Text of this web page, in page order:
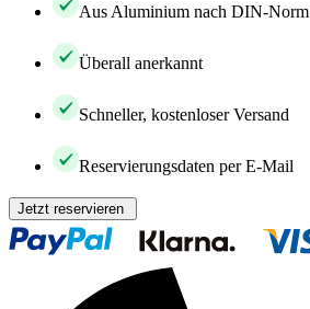
Aus Aluminium nach DIN-Norm
Überall anerkannt
Schneller, kostenloser Versand
Reservierungsdaten per E-Mail
Jetzt reservieren